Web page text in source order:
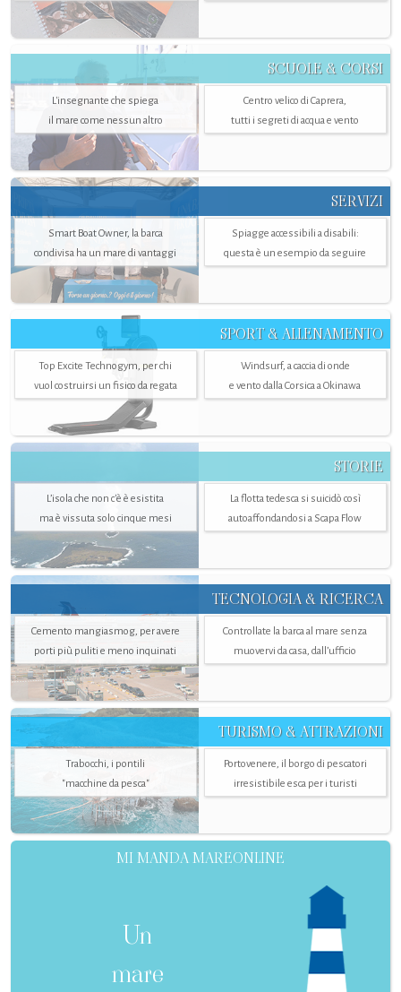
SCUOLE & CORSI
L'insegnante che spiega
il mare come nessun altro
Centro velico di Caprera,
tutti i segreti di acqua e vento
SERVIZI
Smart Boat Owner, la barca
condivisa ha un mare di vantaggi
Spiagge accessibili a disabili:
questa è un esempio da seguire
SPORT & ALLENAMENTO
Top Excite Technogym, per chi
vuol costruirsi un fisico da regata
Windsurf, a caccia di onde
e vento dalla Corsica a Okinawa
STORIE
L’isola che non c'è è esistita
ma è vissuta solo cinque mesi
La flotta tedesca si suicidò così
autoaffondandosi a Scapa Flow
TECNOLOGIA & RICERCA
Cemento mangiasmog, per avere
porti più puliti e meno inquinati
Controllate la barca al mare senza
muovervi da casa, dall’ufficio
TURISMO & ATTRAZIONI
Trabocchi, i pontili
"macchine da pesca"
Portovenere, il borgo di pescatori
irresistibile esca per i turisti
MI MANDA MAREONLINE
Un
mare